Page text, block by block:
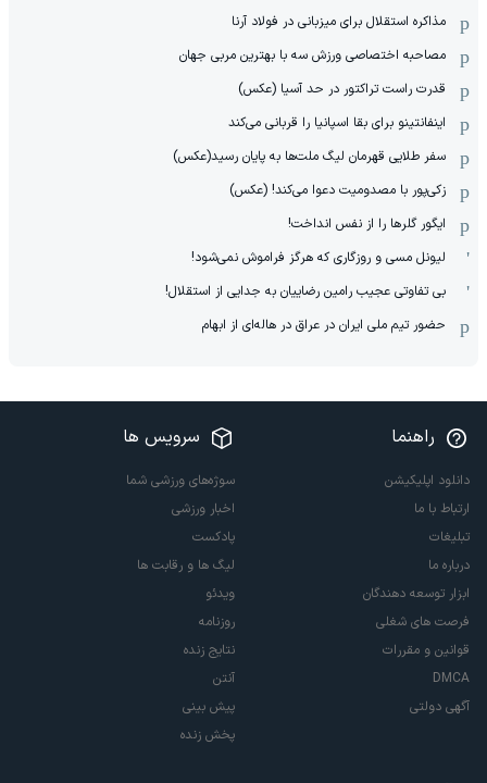
مذاکره استقلال برای میزبانی در فولاد آرنا
مصاحبه اختصاصی ورزش سه با بهترین مربی جهان
قدرت راست تراکتور در حد آسیا (عکس)
اینفانتینو برای بقا اسپانیا را قربانی می‌کند
سفر طلایی قهرمان لیگ ملت‌ها به پایان رسید(عکس)
زکی‌پور با مصدومیت دعوا می‌کند! (عکس)
ایگور گلرها را از نفس انداخت!
لیونل مسی و روزگاری که هرگز فراموش نمی‌شود!
بی تفاوتی عجیب رامین رضاییان به جدایی از استقلال!
حضور تیم ملی ایران در عراق در هاله‌ای از ابهام
راهنما
دانلود اپلیکیشن
ارتباط با ما
تبلیغات
درباره ما
ابزار توسعه دهندگان
فرصت های شغلی
قوانین و مقررات
DMCA
آگهی دولتی
سرویس ها
سوژه‌های ورزشی شما
اخبار ورزشی
پادکست
لیگ ها و رقابت ها
ویدئو
روزنامه
نتایج زنده
آنتن
پیش بینی
پخش زنده